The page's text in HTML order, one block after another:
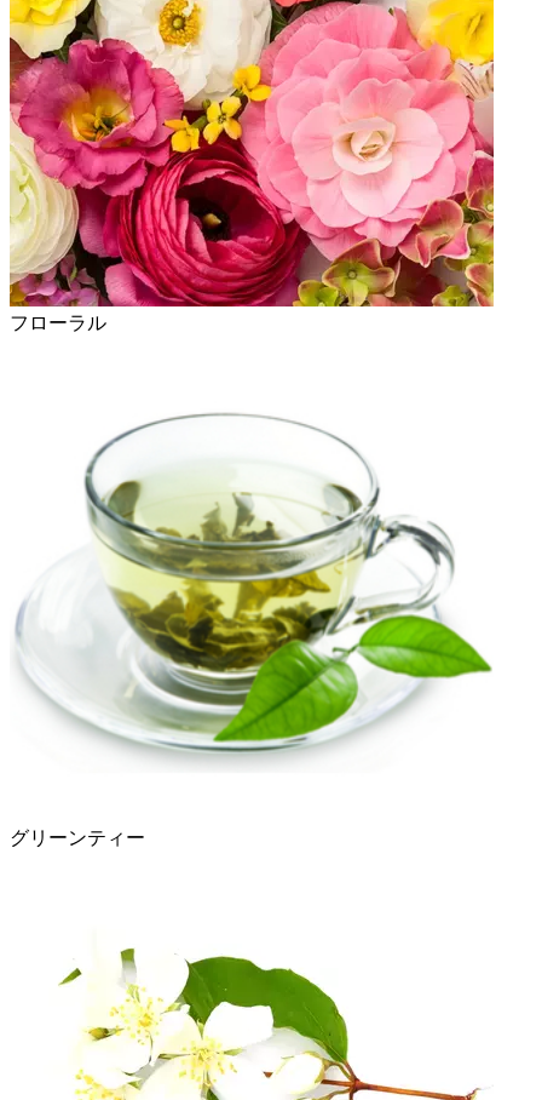
フローラル
グリーンティー